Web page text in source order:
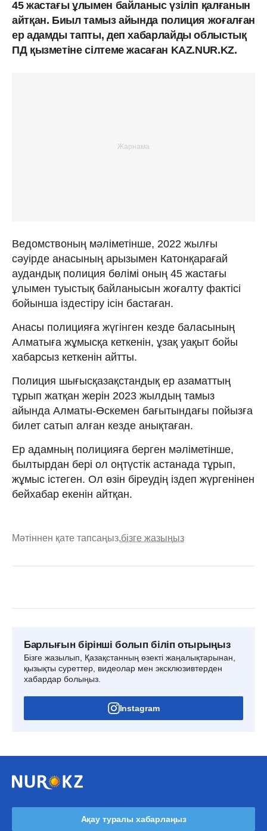
45 жастағы ұлымен байланыс үзіліп қалғанын
айтқан. Биыл тамыз айында полиция жоғалған
ер адамды тапты, деп хабарлайды облыстық
ПД қызметіне сілтеме жасаған KAZ.NUR.KZ.
Ведомствоның мәліметінше, 2022 жылғы
сәуірде анасының арызымен Катонқарағай
аудандық полиция бөлімі оның 45 жастағы
ұлымен туыстық байланысын жоғалту фактісі
бойынша іздестіру ісін бастаған.
Анасы полицияға жүгінген кезде баласының
Алматыға жұмысқа кеткенін, ұзақ уақыт бойы
хабарсыз кеткенін айтты.
Полиция шығысқазақстандық ер азаматтың
тұрып жатқан жерін 2023 жылдың тамыз
айында Алматы-Өскемен бағытындағы пойызға
билет сатып алған кезде анықтаған.
Ер адамның полицияға берген мәліметінше,
былтырдан бері ол оңтүстік астанада тұрып,
жұмыс істеген. Ол өзін біреудің іздеп жүргенінен
бейхабар екенін айтқан.
Мәтіннен қате тапсаңыз,бізге жазыңыз
Барлығын бірінші болып біліп отырыңыз
Бізге жазылып, Қазақстанның өзекті жаңалықтарынан,
қызықты суреттер, видеолар мен эксклюзивтерден
хабардар болыңыз.
Instagram
Ақау туралы хабарлаңыз